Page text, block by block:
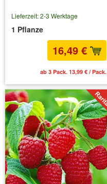
Lieferzeit: 2-3 Werktage
1 Pflanze
16,49 €
ab 3 Pack. 13,99 € / Pack.